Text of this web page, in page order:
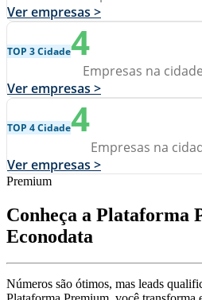
Ver empresas >
TOP 3 Cidade4
Empresas na
Ver empresas >
TOP 4 Cidade4
Empresas na
Ver empresas >
Premium
Conheça a Plataforma
Econodata
Números são ótimos, mas leads